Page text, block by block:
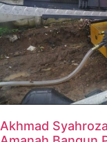
Akhmad